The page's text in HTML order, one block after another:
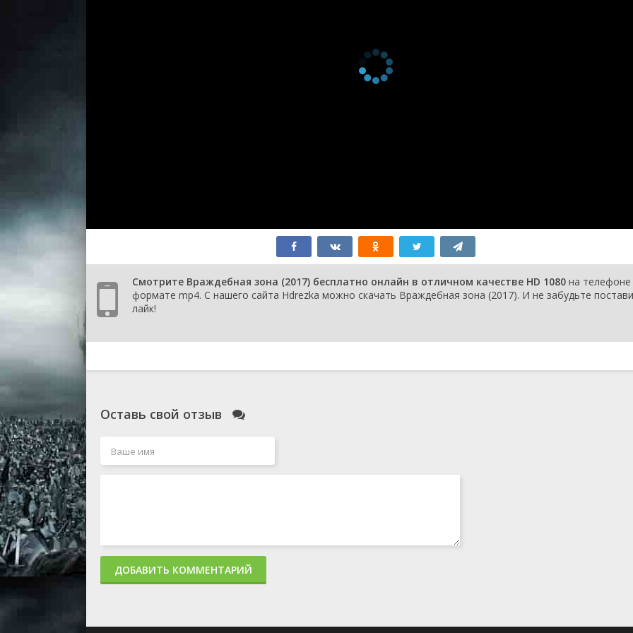
Смотрите Враждебная зона (2017) бесплатно онлайн в отличном качестве HD 1080 на телефоне
формате mp4. С нашего сайта Hdrezka можно скачать Враждебная зона (2017). И не забудьте
лайк!
Оставь свой отзыв
ДОБАВИТЬ КОММЕНТАРИЙ